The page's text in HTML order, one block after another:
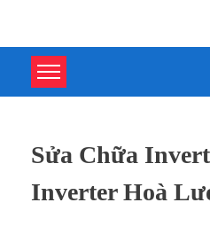
Sửa Chữa
Inverter Hoà